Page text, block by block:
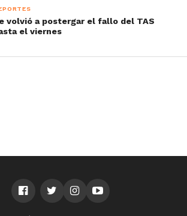
volvió a postergar el fallo del TAS
el viernes